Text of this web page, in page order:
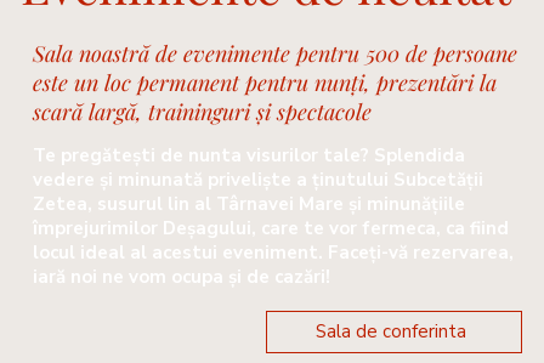
Sala noastră de evenimente pentru 500 de persoane
este un loc permanent pentru nunți, prezentări la
scară largă, traininguri și spectacole
Te pregăteşti de nunta visurilor tale? Splendida
vedere şi minunată priveliște a ţinutului Subcetăţii
Zetea, susurul lin al Târnavei Mare şi minunăţiile
împrejurimilor Deşagului, care te vor fermeca, ca fiind
locul ideal al acestui eveniment. Faceţi-vă rezervarea,
iară noi ne vom ocupa şi de cazări!
Sala de conferinta